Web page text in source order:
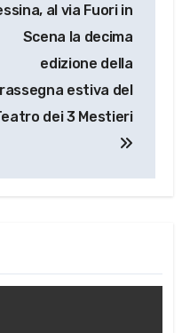
al via Fuori in
Scena la decima
edizione della
rassegna estiva del
dei 3 Mestieri